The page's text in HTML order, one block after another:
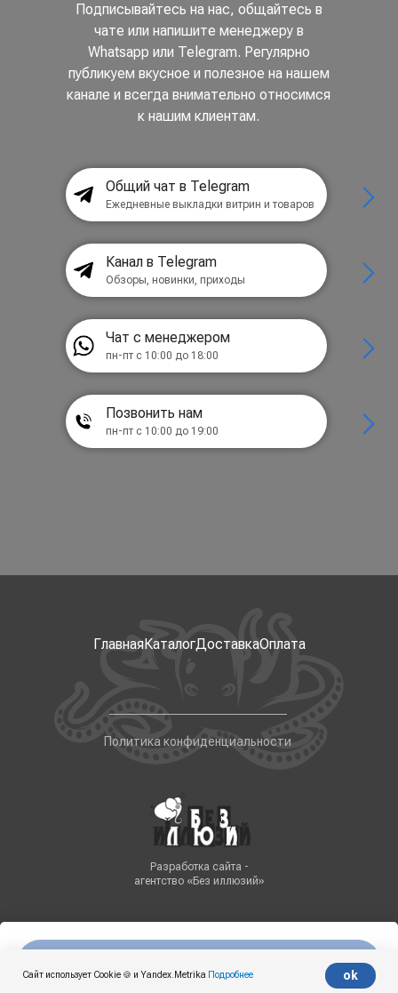
Сайт использует Cookie 🍪 и Yandex.Metrika Подробнее ok
Подписывайтесь на нас, общайтесь в
чате или напишите менеджеру в
Whatsapp или Telegram. Регулярно
публикуем вкусное и полезное на нашем
канале и всегда внимательно относимся
к нашим клиентам.
Общий чат в Telegram
Ежедневные выкладки витрин и товаров
Канал в Telegram
Обзоры, новинки, приходы
Чат с менеджером
пн-пт с 10:00 до 18:00
Позвонить нам
пн-пт с 10:00 до 19:00
ГлавнаяКаталогДоставкаОплата
Политика конфиденциальности
Разработка сайта -
агентство «Без иллюзий»
Made on Tilda